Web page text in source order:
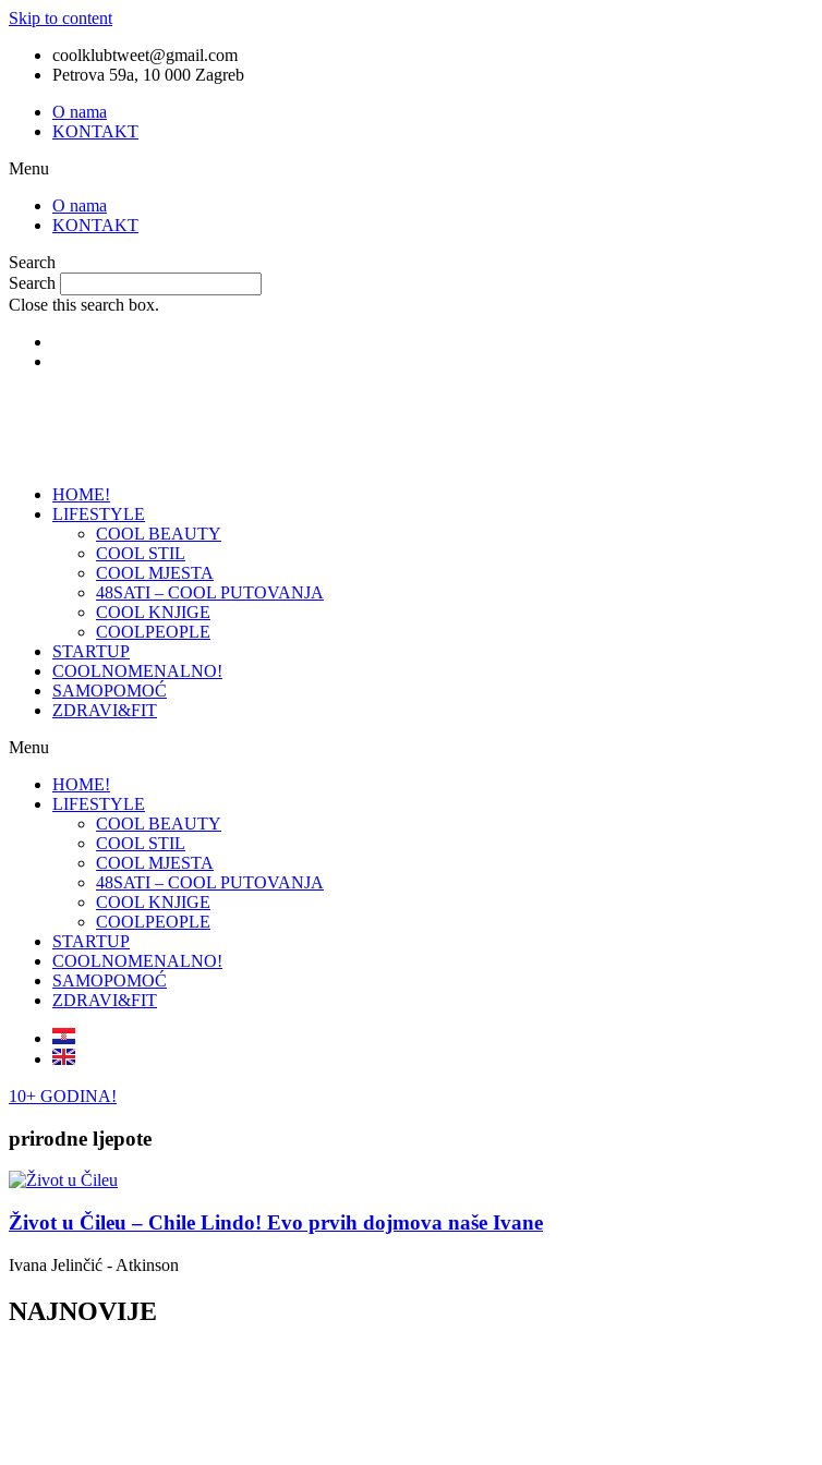
Skip to content
coolklubtweet@gmail.com
Petrova 59a, 10 000 Zagreb
O nama
KONTAKT
Menu
O nama
KONTAKT
Search
Search
Close this search box.
HOME!
LIFESTYLE
COOL BEAUTY
COOL STIL
COOL MJESTA
48SATI – COOL PUTOVANJA
COOL KNJIGE
COOLPEOPLE
STARTUP
COOLNOMENALNO!
SAMOPOMOĆ
ZDRAVI&FIT
Menu
HOME!
LIFESTYLE
COOL BEAUTY
COOL STIL
COOL MJESTA
48SATI – COOL PUTOVANJA
COOL KNJIGE
COOLPEOPLE
STARTUP
COOLNOMENALNO!
SAMOPOMOĆ
ZDRAVI&FIT
10+ GODINA!
prirodne ljepote
Život u Čileu – Chile Lindo! Evo prvih dojmova naše Ivane
Ivana Jelinčić - Atkinson
NAJNOVIJE